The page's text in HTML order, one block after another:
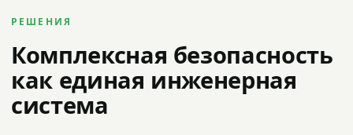
РЕШЕНИЯ
Комплексная безопасность
как единая инженерная
система